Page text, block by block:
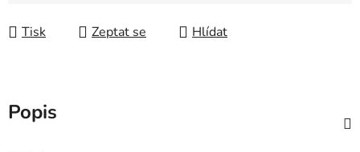
Tisk Zeptat se Hlídat
Popis